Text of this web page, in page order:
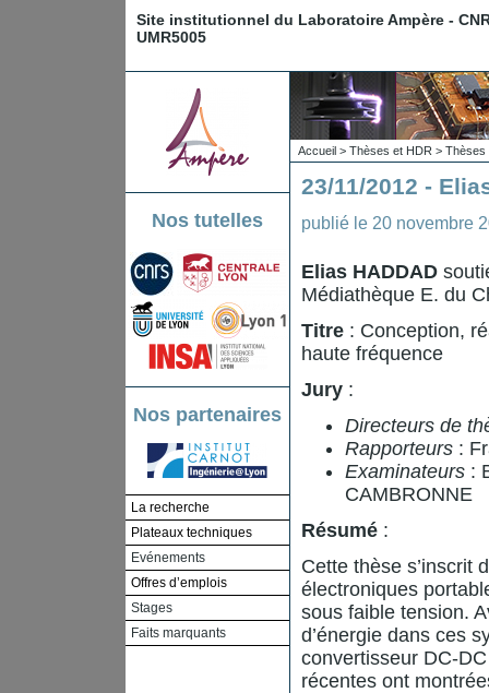
Site institutionnel du Laboratoire Ampère -
UMR5005
Nos tutelles
Nos partenaires
La recherche
Plateaux techniques
Evénements
Offres d’emplois
Stages
Faits marquants
Accueil > Thèses et HDR > Thèses
23/11/2012 -
publié le 20 novembre
Elias HADDAD
Médiathèque E. du
Titre : Conception,
haute fréquence
Jury :
Directeurs de
Rapporteurs :
Examinateurs :
CAMBRONNE
Résumé :
Cette thèse s’inscrit
électroniques
sous faible tension.
d’énergie dans ces
convertisseur DC-
récentes ont